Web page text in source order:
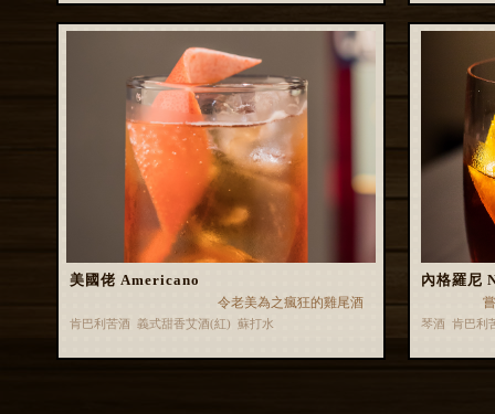
美國佬 Americano
令老美為之瘋狂的雞尾酒
肯巴利苦酒 義式甜香艾酒(紅) 蘇打水
內格羅尼
琴酒 肯巴利